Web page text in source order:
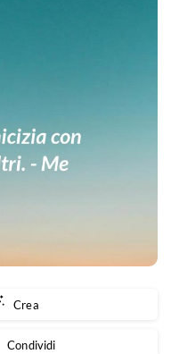
Crea
Condividi